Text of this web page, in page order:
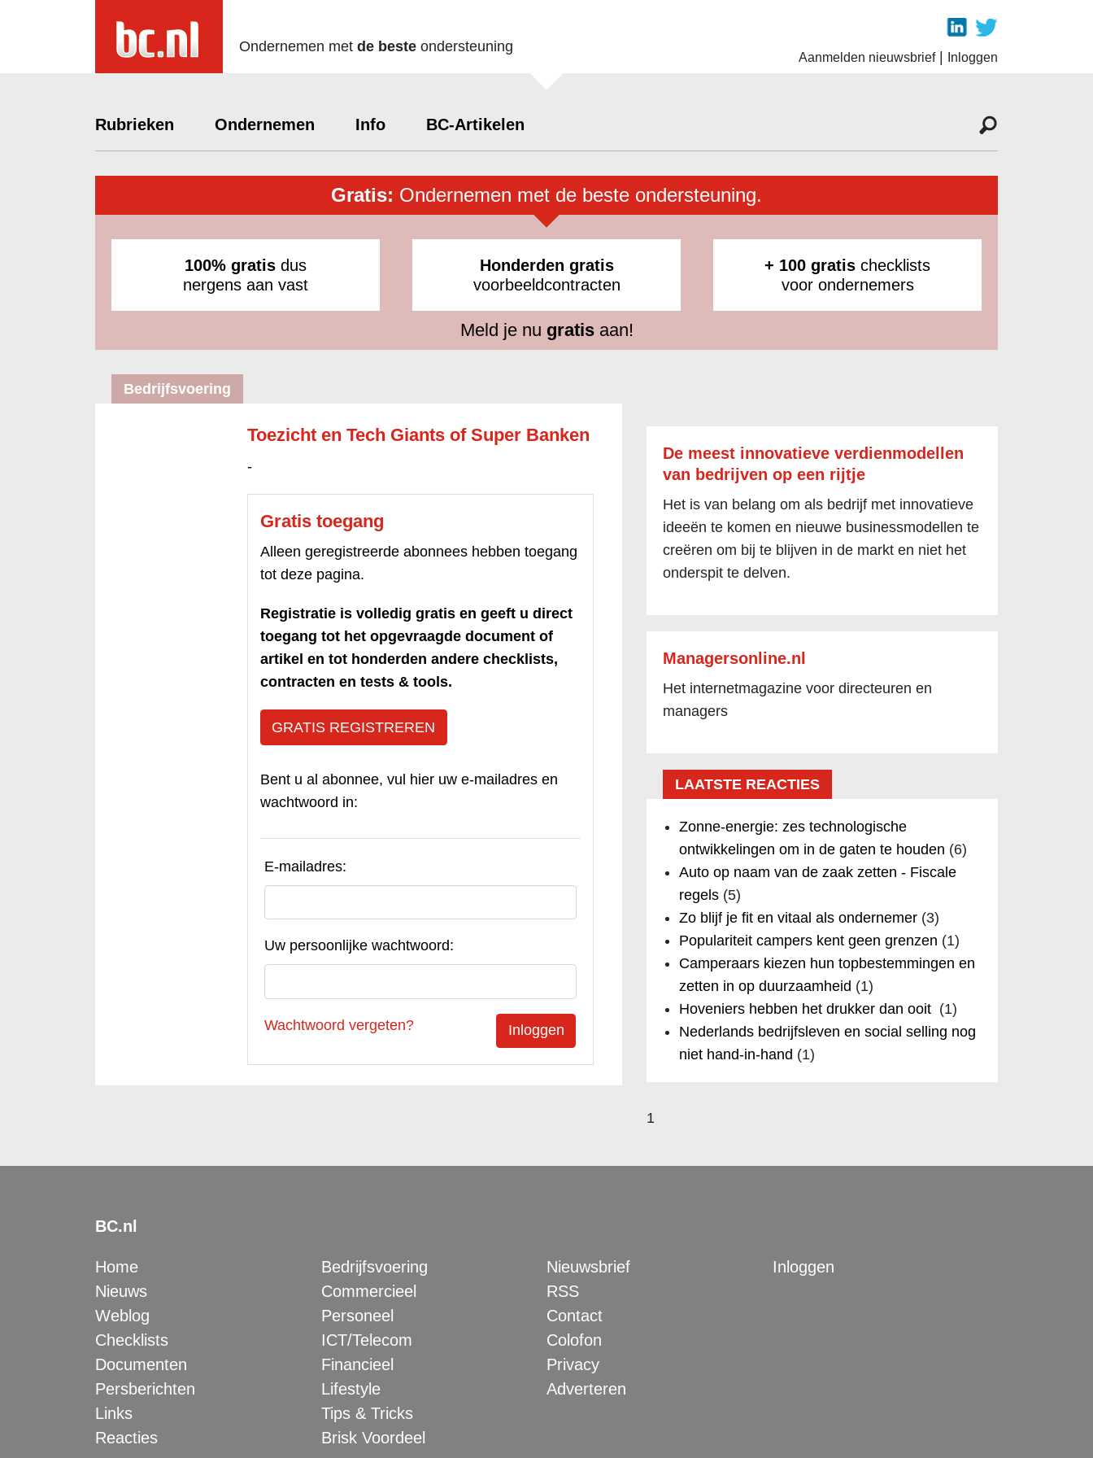
Ondernemen met de beste ondersteuning
Aanmelden nieuwsbrief| Inloggen
Rubrieken Ondernemen Info BC-Artikelen
Gratis: Ondernemen met de beste ondersteuning.
100% gratis dus
nergens aan vast
Honderden gratis
voorbeeldcontracten
+ 100 gratis checklists
voor ondernemers
Meld je nu gratisaan!
Bedrijfsvoering
Toezicht en Tech Giants of Super Banken
-
Gratis toegang
Alleen geregistreerde abonnees hebben toegang
tot deze pagina.
Registratie is volledig gratis en geeft u direct
toegang tot het opgevraagde document of
artikel en tot honderden andere checklists,
contracten en tests & tools.
GRATIS REGISTREREN
Bent u al abonnee, vul hier uw e-mailadres en
wachtwoord in:
E-mailadres:
Uw persoonlijke wachtwoord:
Wachtwoord vergeten?
De meest innovatieve verdienmodellen
van bedrijven op een rijtje
Het is van belang om als bedrijf met innovatieve
ideeën te komen en nieuwe businessmodellen te
creëren om bij te blijven in de markt en niet het
onderspit te delven.
Managersonline.nl
Het internetmagazine voor directeuren en
managers
LAATSTE REACTIES
Zonne-energie: zes technologische
ontwikkelingen om in de gaten te houden (6)
Auto op naam van de zaak zetten - Fiscale
regels(5)
Zo blijf je fit en vitaal als ondernemer(3)
Populariteit campers kent geen grenzen (1)
Camperaars kiezen hun topbestemmingen en
zetten in op duurzaamheid (1)
Hoveniers hebben het drukker dan ooit (1)
Nederlands bedrijfsleven en social selling nog
niet hand-in-hand (1)
1
BC.nl
Home
Nieuws
Weblog
Checklists
Documenten
Persberichten
Links
Reacties
Bedrijfsvoering
Commercieel
Personeel
ICT/Telecom
Financieel
Lifestyle
Tips & Tricks
Brisk Voordeel
Nieuwsbrief
RSS
Contact
Colofon
Privacy
Adverteren
Inloggen